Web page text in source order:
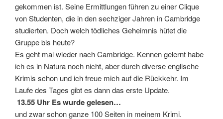
gekommen ist. Seine Ermittlungen führen zu einer Clique
von Studenten, die in den sechziger Jahren in Cambridge
studierten. Doch welch tödliches Geheimnis hütet die
Gruppe bis heute?
Es geht mal wieder nach Cambridge. Kennen gelernt habe
ich es in Natura noch nicht, aber durch diverse englische
Krimis schon und ich freue mich auf die Rückkehr. Im
Laufe des Tages gibt es dann das erste Update.
13.55 Uhr Es wurde gelesen…
und zwar schon ganze 100 Seiten in meinem Krimi.